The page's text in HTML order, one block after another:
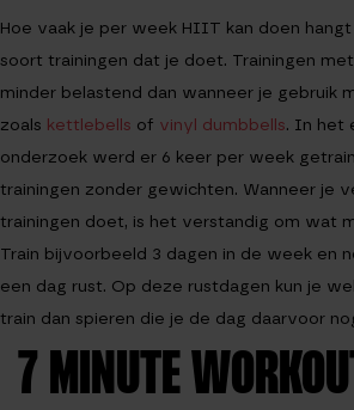
Hoe vaak je per week HIIT kan doen
soort trainingen dat je doet. Trainingen
minder belastend dan wanneer je gebruik
zoals kettlebells of vinyl dumbbells. In het
onderzoek werd er 6 keer per week
trainingen zonder gewichten. Wanneer je
trainingen doet, is het verstandig om wat
Train bijvoorbeeld 3 dagen in de week en
een dag rust. Op deze rustdagen kun je
train dan spieren die je de dag daarvoor
7 MINUTE